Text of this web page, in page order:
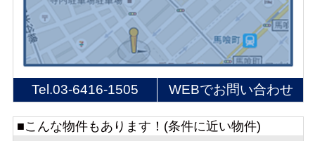
Tel.03-6416-1505 WEBでお問い合わせ
■こんな物件もあります！(条件に近い物件)